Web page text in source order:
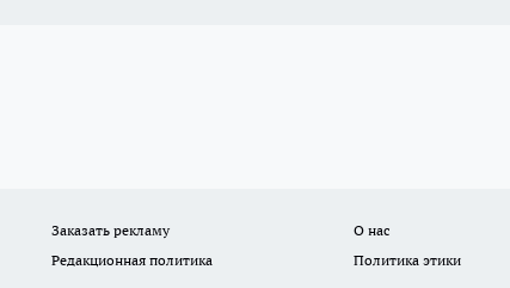
Заказать рекламу О нас
Редакционная политика
Политика этики